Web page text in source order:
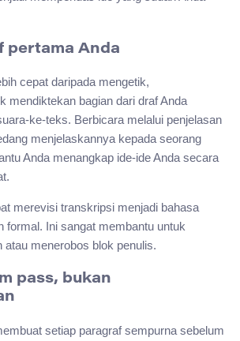
pertama Anda
cepat daripada mengetik,
mendiktekan bagian dari draf Anda
ke-teks. Berbicara melalui penjelasan
menjelaskannya kepada seorang
Anda menangkap ide-ide Anda secara
merevisi transkripsi menjadi bahasa
formal. Ini sangat membantu untuk
atau menerobos blok penulis.
pass, bukan
setiap paragraf sempurna sebelum